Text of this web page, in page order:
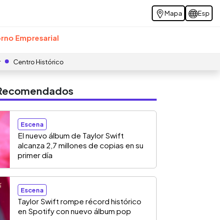
Mapa Esp
Empresarial
Centro Histórico
Escena
El nuevo álbum de Taylor Swift
alcanza 2,7 millones de copias en su
primer día
Escena
Taylor Swift rompe récord histórico
en Spotify con nuevo álbum pop